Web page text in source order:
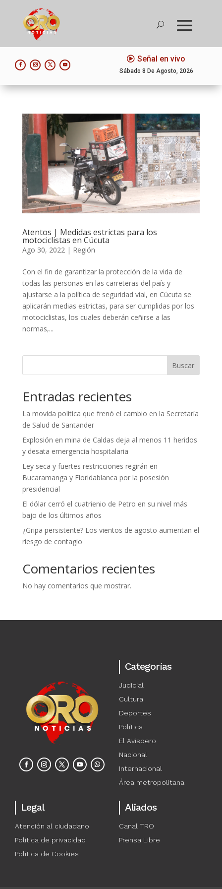
Señal en vivo
Sábado 8 De Agosto, 2026
Atentos | Medidas estrictas para los
motociclistas en Cúcuta
Ago 30, 2022| Región
Con el fin de garantizar la protección de la vida de
todas las personas en las carreteras del país y
ajustarse a la política de seguridad vial, en Cúcuta se
aplicarán medias estrictas, para ser cumplidas por los
motociclistas, los cuales deberán ceñirse a las
normas,...
Buscar
Entradas recientes
La movida política que frenó el cambio en la Secretaría
de Salud de Santander
Explosión en mina de Caldas deja al menos 11 heridos
y desata emergencia hospitalaria
Ley seca y fuertes restricciones regirán en
Bucaramanga y Floridablanca por la posesión
presidencial
El dólar cerró el cuatrienio de Petro en su nivel más
bajo de los últimos años
¿Gripa persistente? Los vientos de agosto aumentan el
riesgo de contagio
Comentarios recientes
No hay comentarios que mostrar.
Categorías
Judicial
Cultura
Deportes
Política
El Avispero
Nacional
Internacional
Área metropolitana
Legal
Atención al ciudadano
Política de privacidad
Política de Cookies
Aliados
Canal TRO
Prensa Libre